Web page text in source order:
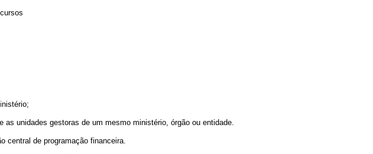
as unidades gestoras de um mesmo ministério, órgão ou entidade.
central de programação financeira.